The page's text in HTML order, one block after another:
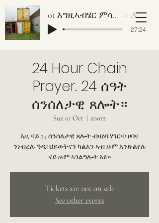
01 እግዚኣብሄር ምሳኻ ነገር ኣለዎ ቀዳማይ ክፋል Artist Name
-27:24
24 Hour Chain
Prayer. 24 ሰዓት
ሰንሰለታዊ ጸሎት።
Sun 01 Oct zoom
እዚ ናይ 24 ሰንሰለታዊ ጸሎት ብዛዕባ ሃገርና፡ ዞባና
ንነብረሉ ዓዲ፡ ህይወትናን ካልእን ኣብ ዙም እንጽልየሉ
ናይ ዙም ኣገልግሎት እዩ።
Tickets are not on sale
See other events